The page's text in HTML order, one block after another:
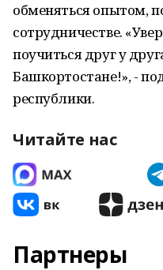
обменяться опытом,
сотрудничестве.
поучиться друг у
Башкортостане!», -
республики.
Читайте нас
Партнеры